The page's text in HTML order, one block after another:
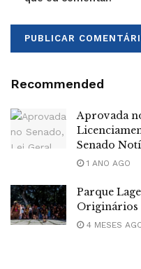
Recommended
Aprovada
Senado
1 ANO AGO
Parque
Originários
4 MESES